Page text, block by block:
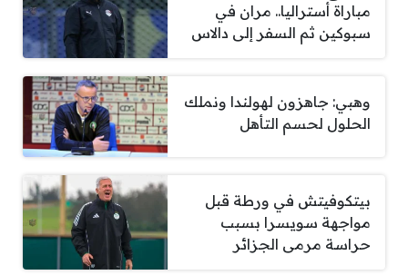
مباراة أستراليا.. مران في
سبوكين ثم السفر إلى دالاس
وهبي: جاهزون لهولندا ونملك
الحلول لحسم التأهل
بيتكوفيتش في ورطة قبل
مواجهة سويسرا بسبب
حراسة مرمى الجزائر